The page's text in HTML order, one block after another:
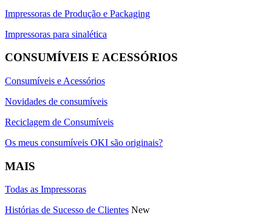
Impressoras de Produção e Packaging
Impressoras para sinalética
CONSUMÍVEIS E ACESSÓRIOS
Consumíveis e Acessórios
Novidades de consumíveis
Reciclagem de Consumíveis
Os meus consumíveis OKI são originais?
MAIS
Todas as Impressoras
Histórias de Sucesso de Clientes New